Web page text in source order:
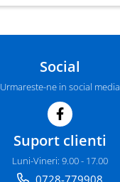
Social
Urmareste-ne in social media
Suport clienti
Luni-Vineri: 9.00 - 17.00